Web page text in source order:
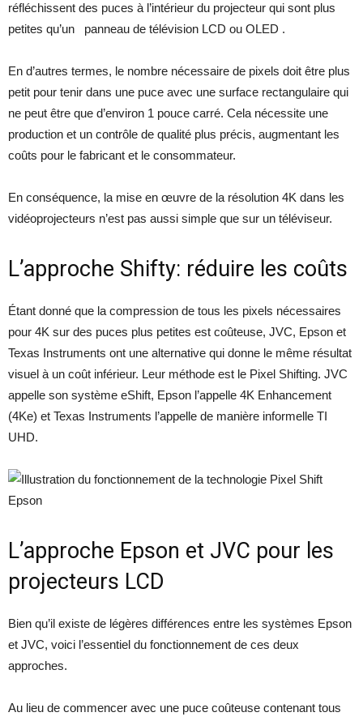
réfléchissent des puces à l’intérieur du projecteur qui sont plus
petites qu’un panneau de télévision LCD ou OLED .
En d’autres termes, le nombre nécessaire de pixels doit être plus
petit pour tenir dans une puce avec une surface rectangulaire qui
ne peut être que d’environ 1 pouce carré. Cela nécessite une
production et un contrôle de qualité plus précis, augmentant les
coûts pour le fabricant et le consommateur.
En conséquence, la mise en œuvre de la résolution 4K dans les
vidéoprojecteurs n’est pas aussi simple que sur un téléviseur.
L’approche Shifty: réduire les coûts
Étant donné que la compression de tous les pixels nécessaires
pour 4K sur des puces plus petites est coûteuse, JVC, Epson et
Texas Instruments ont une alternative qui donne le même résultat
visuel à un coût inférieur. Leur méthode est le Pixel Shifting. JVC
appelle son système eShift, Epson l’appelle 4K Enhancement
(4Ke) et Texas Instruments l’appelle de manière informelle TI
UHD.
Epson
L’approche Epson et JVC pour les
projecteurs LCD
Bien qu’il existe de légères différences entre les systèmes Epson
et JVC, voici l’essentiel du fonctionnement de ces deux
approches.
Au lieu de commencer avec une puce coûteuse contenant tous